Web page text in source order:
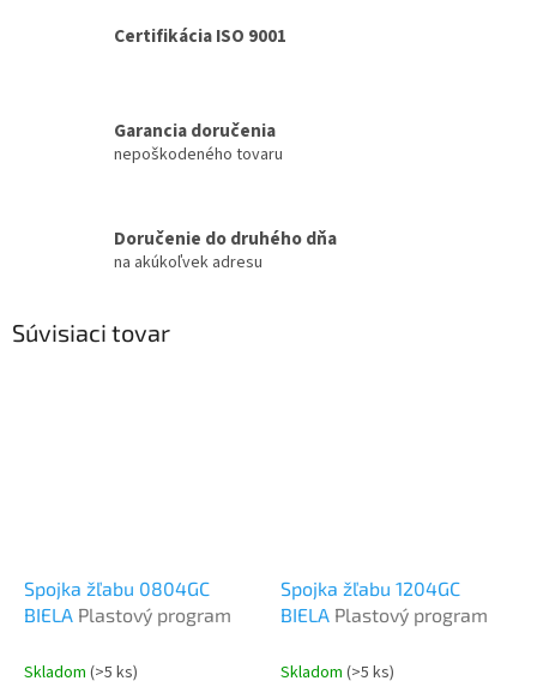
Certifikácia ISO 9001
Garancia doručenia
nepoškodeného tovaru
Doručenie do druhého dňa
na akúkoľvek adresu
Súvisiaci tovar
Spojka žľabu 0804GC
BIELA Plastový program
Skladom (>5 ks)
Spojka žľabu 1204GC
BIELA Plastový program
Skladom (>5 ks)